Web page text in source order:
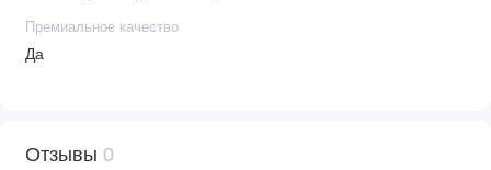
Премиальное качество
Да
Отзывы 0